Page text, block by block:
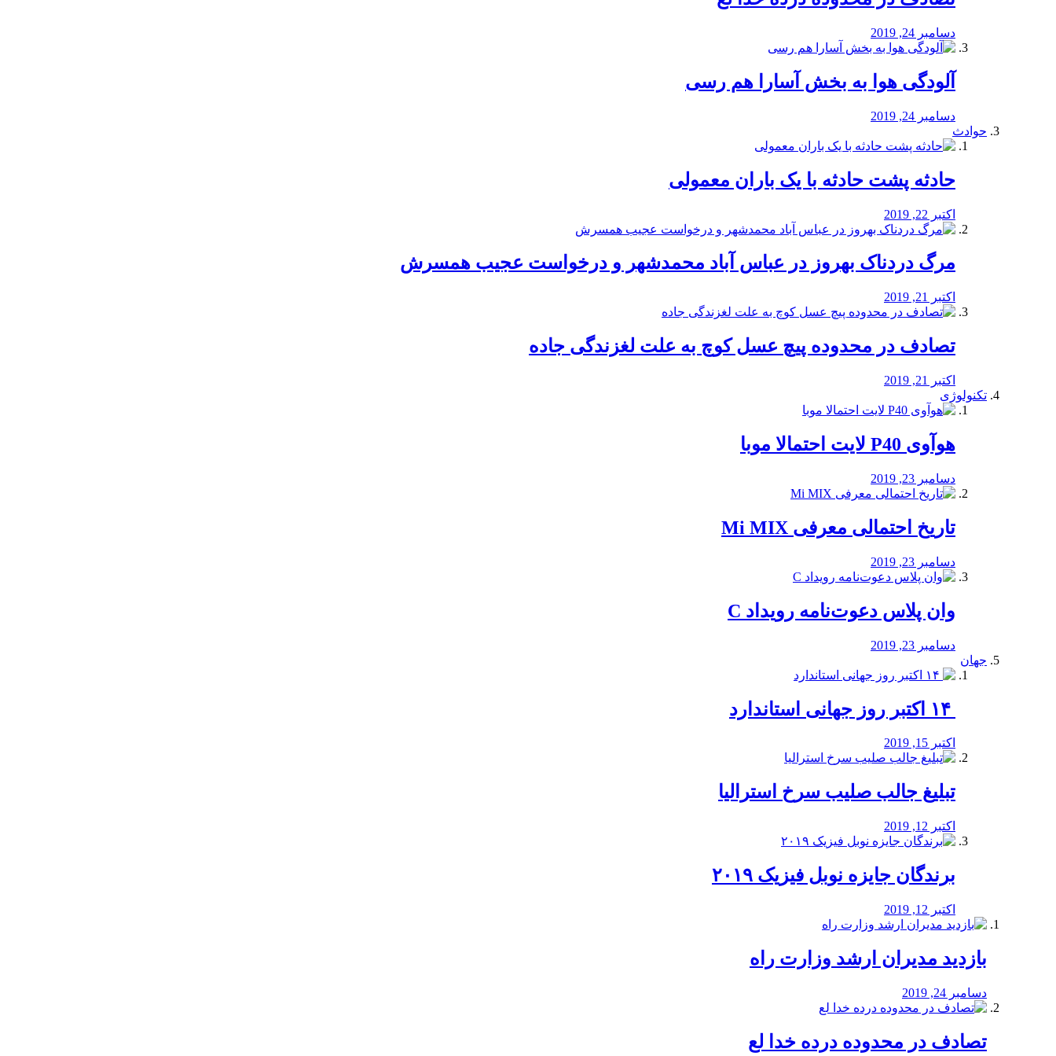
دسامبر 24, 2019
آلودگی هوا به بخش آسارا هم رسی
دسامبر 24, 2019
حوادث
️حادثه پشت حادثه با یک باران معمولی
اکتبر 22, 2019
مرگ دردناک بهروز در عباس آباد محمدشهر و درخواست عجیب همسرش
اکتبر 21, 2019
تصادف در محدوده پیچ عسل کوچ به علت لغزندگی جاده
اکتبر 21, 2019
تکنولوژی
هوآوی P40 لایت احتمالا موبا
دسامبر 23, 2019
تاریخ احتمالی معرفی Mi MIX
دسامبر 23, 2019
وان پلاس دعوت‌نامه رویداد C
دسامبر 23, 2019
جهان
اکتبر 15, 2019
تبلیغ جالب صلیب سرخ استرالیا
اکتبر 12, 2019
برندگان جایزه نوبل فیزیک ۲۰۱۹
اکتبر 12, 2019
بازدید مدیران ارشد وزارت راه
دسامبر 24, 2019
تصادف در محدوده درده خدا لع